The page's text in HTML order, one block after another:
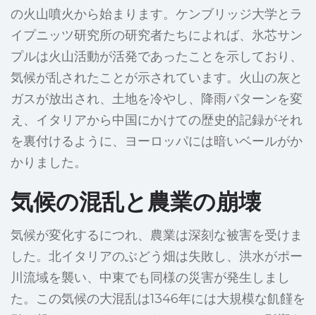
の火山噴火から始まります。ケンブリッジ大学とラ
イプニッツ研究所の研究者たちによれば、氷芯サン
プルは火山活動が活発であったことを示しており、
気候が乱されたことが示されています。火山の灰と
ガスが放出され、土地を冷やし、降雨パターンを変
え、イタリアから中国にかけての歴史的記録がそれ
を裏付けるように、ヨーロッパには暗いベールがか
かりました。
気候の混乱と農業の崩壊
気候が変化するにつれ、農業は深刻な被害を受けま
した。北イタリアのぶどう畑は失敗し、洪水がポー
川流域を襲い、中東でも同様の災害が発生しまし
た。この気候の大混乱は1346年には大規模な飢饉を